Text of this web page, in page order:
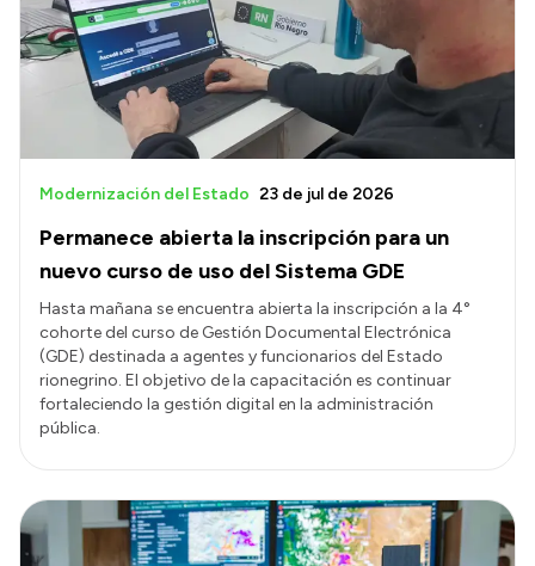
Permanece abierta la inscripción para un
nuevo curso de uso del Sistema GDE
Modernización del Estado 23 de jul de 2026
Hasta mañana se encuentra abierta la inscripción a la 4°
cohorte del curso de Gestión Documental Electrónica
(GDE) destinada a agentes y funcionarios del Estado
rionegrino. El objetivo de la capacitación es continuar
fortaleciendo la gestión digital en la administración
pública.